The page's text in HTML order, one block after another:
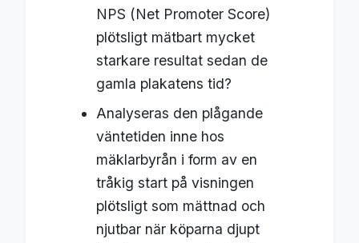
NPS (Net Promoter Score)
plötsligt mätbart mycket
starkare resultat sedan de
gamla plakatens tid?
Analyseras den plågande
väntetiden inne hos
mäklarbyrån i form av en
tråkig start på visningen
plötsligt som mättnad och
njutbar när köparna djupt